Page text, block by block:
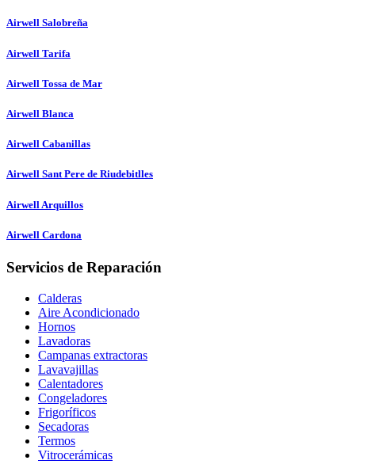
Airwell Salobreña
Airwell Tarifa
Airwell Tossa de Mar
Airwell Blanca
Airwell Cabanillas
Airwell Sant Pere de Riudebitlles
Airwell Arquillos
Airwell Cardona
Servicios de Reparación
Calderas
Aire Acondicionado
Hornos
Lavadoras
Campanas extractoras
Lavavajillas
Calentadores
Congeladores
Frigoríficos
Secadoras
Termos
Vitrocerámicas